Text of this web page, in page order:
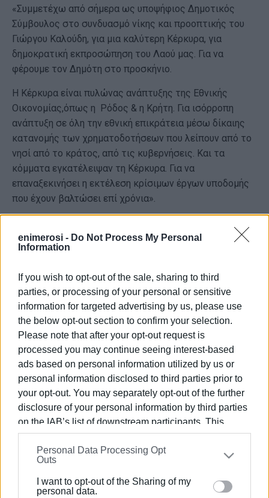
enimerosi - Do Not Process My Personal
Information
If you wish to opt-out of the sale, sharing to third
parties, or processing of your personal or sensitive
information for targeted advertising by us, please use
the below opt-out section to confirm your selection.
Please note that after your opt-out request is
processed you may continue seeing interest-based
ads based on personal information utilized by us or
personal information disclosed to third parties prior to
your opt-out. You may separately opt-out of the further
disclosure of your personal information by third parties
on the IAB’s list of downstream participants. This
information may also be disclosed by us to third parties
on theIAB’s List of Downstream Participants
that may
further disclose it to other third parties.
Please note that this website/app uses one or more
Personal Data Processing Opt
Outs
I want to opt-out of the Sharing of my
personal data.
«Συμμετέχω από σήμερα ως υποψήφιος Δημοτικός
Σύμβουλος στο συνδυασμό νίκης και προοπτικής του
Γιώργου Καλούδη, για μια καλύτερη Κέρκυρα, για
δημοκρατική εκπροσώπηση του Λαού μας. Για να
φέρουμε τον Δημότη στο προσκήνιο.
Η Κέρκυρα είναι πυλώνας ανάπτυξης της Εθνικής
Οικονομίας,όπως η Ρόδος & η Κρήτη. Για ισόρροπη
ανάπτυξη σε όλη την εθνική επικράτεια μέσω δίκαιης
κατανομής των χρηματοδοτήσεων που λείπουν από το
νησί από το κράτος, από τις κυβερνήσεις. Και τα
κόμματα εγκατέλειψαν τη Κέρκυρα. Για να
επαναξεκινήσει η εκτέλεση κρίσιμων έργων υποδομής
που έχουν βαλτώσει επί χρόνια».
δηλώνει μεταξύ άλλων: «Προτεραιότητα μου, σαν
μονογονεϊκή οικογένεια, είναι τα παιδιά: Ζητώ και θα
πάρκα με δραστηριότητες για παιδιά δημοτικού και
εφήβων, κατασκηνώσεις, προώθηση των νέων στις
τέχνες, ώστε τα παιδιά μας να έχουν υγιή
δραστηριότητες.
Καθαριότητα παντού. Ασφαλείς δρόμους με φωτισμό.
Σαν «ιδιοκτήτης αδέσποτου» το οποίο περισυνέλεξα,
ζητάω μέριμνα για τα αδέσποτα της πόλης καθώς και
κίνητρα για υιοθεσία»
Εμφανίσεις: 74
Ακολουθήστε το enimerosi στοFacebook